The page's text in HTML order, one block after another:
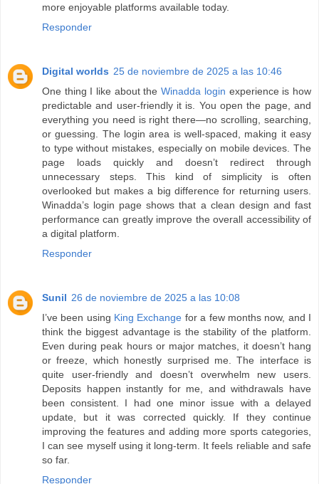
more enjoyable platforms available today.
Responder
Digital worlds 25 de noviembre de 2025 a las 10:46
One thing I like about theWinadda login experience is how
predictable and user-friendly it is. You open the page, and
everything you need is right there—no scrolling, searching,
or guessing. The login area is well-spaced, making it easy
to type without mistakes, especially on mobile devices. The
page loads quickly and doesn’t redirect through
unnecessary steps. This kind of simplicity is often
overlooked but makes a big difference for returning users.
Winadda’s login page shows that a clean design and fast
performance can greatly improve the overall accessibility of
a digital platform.
Responder
Sunil 26 de noviembre de 2025 a las 10:08
I’ve been using King Exchange for a few months now, and I
think the biggest advantage is the stability of the platform.
Even during peak hours or major matches, it doesn’t hang
or freeze, which honestly surprised me. The interface is
quite user-friendly and doesn’t overwhelm new users.
Deposits happen instantly for me, and withdrawals have
been consistent. I had one minor issue with a delayed
update, but it was corrected quickly. If they continue
improving the features and adding more sports categories,
I can see myself using it long-term. It feels reliable and safe
so far.
Responder